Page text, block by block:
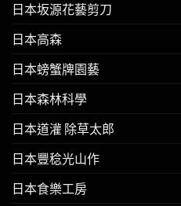
日本坂源花藝剪刀
日本高森
日本螃蟹牌園藝
日本森林科學
日本道灌 除草太郎
日本豐稔光山作
日本食樂工房